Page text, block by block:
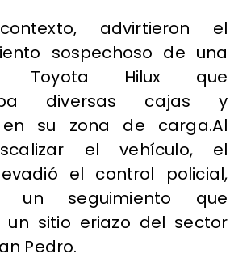
advirtieron el
sospechoso de una
Toyota Hilux que
diversas cajas y
en su zona de carga.Al
el vehículo, el
el control policial,
un seguimiento que
un sitio eriazo del sector
Pedro.